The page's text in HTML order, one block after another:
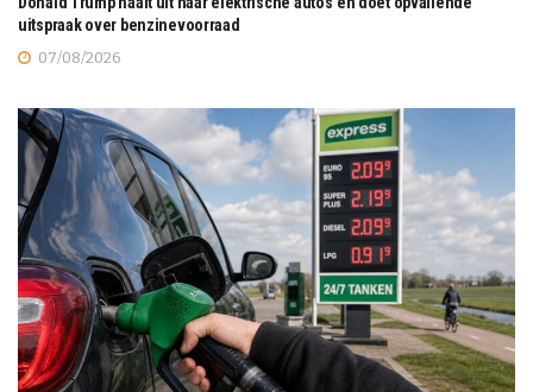
uitspraak over benzinevoorraad
07/08/2026